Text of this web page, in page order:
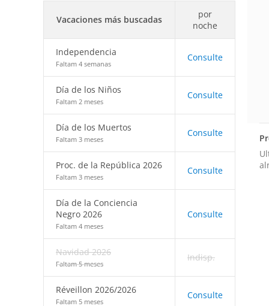
Vacaciones más buscadas
por
noche
Independencia
Faltam 4 semanas
Consulte
Día de los Niños
Faltam 2 meses
Consulte
Día de los Muertos
Faltam 3 meses
Consulte
Proc. de la República 2026
Faltam 3 meses
Consulte
Día de la Conciencia
Negro 2026
Faltam 4 meses
Consulte
Navidad 2026
Faltam 5 meses
Indisp.
Réveillon 2026/2026
Faltam 5 meses
Consulte